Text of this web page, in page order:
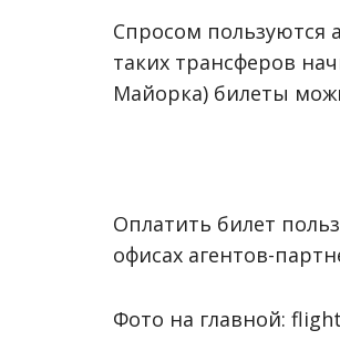
Спросом пользуются
таких трансферов
Майорка) билеты
Оплатить билет
офисах агентов-
Фото на главной: